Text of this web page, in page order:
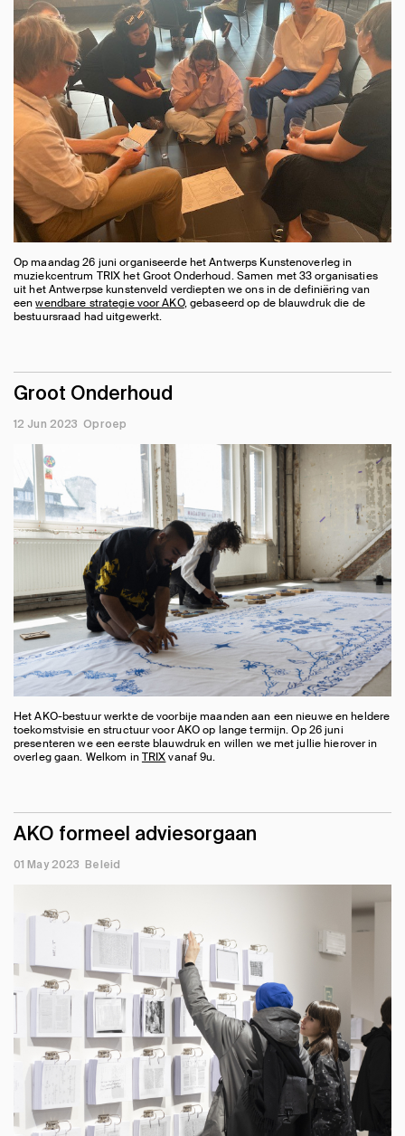
Op maandag 26 juni organiseerde het Antwerps Kunstenoverleg in
muziekcentrum TRIX het Groot Onderhoud. Samen met 33 organisaties
uit het Antwerpse kunstenveld verdiepten we ons in de definiëring van
eenwendbare strategie voor AKO, gebaseerd op de blauwdruk die de
bestuursraad had uitgewerkt.
Groot Onderhoud
12 Jun 2023 Oproep
Het AKO-bestuur werkte de voorbije maanden aan een nieuwe en heldere
toekomstvisie en structuur voor AKO op lange termijn. Op 26 juni
presenteren we een eerste blauwdruk en willen we met jullie hierover in
overleg gaan. Welkom inTRIXvanaf 9u.
AKO formeel adviesorgaan
01 May 2023 Beleid